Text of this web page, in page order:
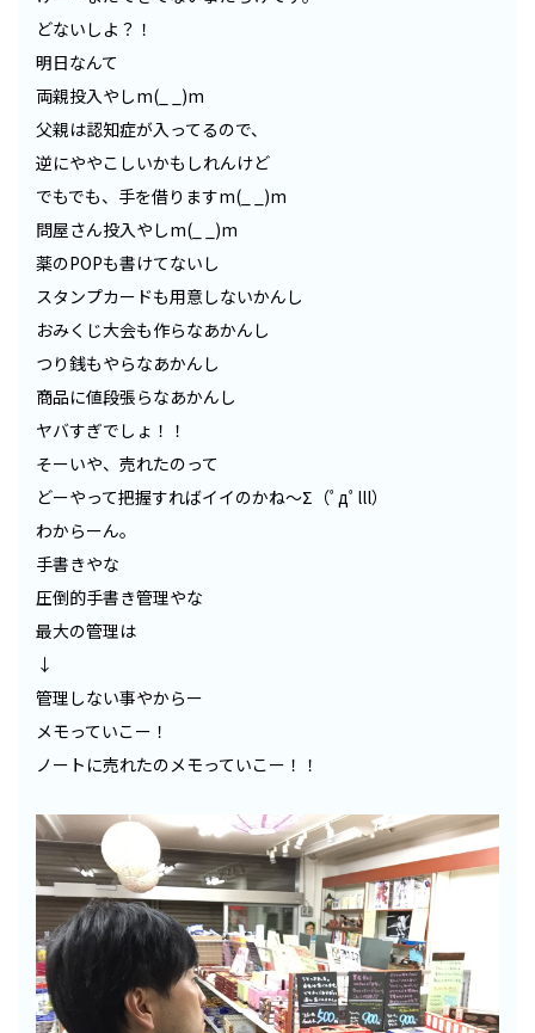
どないしよ？！
明日なんて
両親投入やしm(_ _)m
父親は認知症が入ってるので、
逆にややこしいかもしれんけど
でもでも、手を借りますm(_ _)m
問屋さん投入やしm(_ _)m
薬のPOPも書けてないし
スタンプカードも用意しないかんし
おみくじ大会も作らなあかんし
つり銭もやらなあかんし
商品に値段張らなあかんし
ヤバすぎでしょ！！
そーいや、売れたのって
どーやって把握すればイイのかね〜Σ（ﾟдﾟlll）
わからーん。
手書きやな
圧倒的手書き管理やな
最大の管理は
↓
管理しない事やからー
メモっていこー！
ノートに売れたのメモっていこー！！